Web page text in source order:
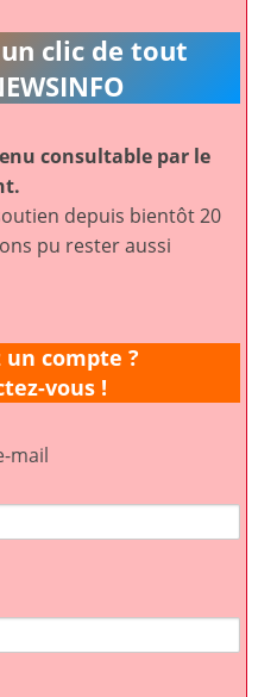
clic de tout
consultable par le
depuis bientôt 20
pu rester aussi
un compte ?
vous !
mail